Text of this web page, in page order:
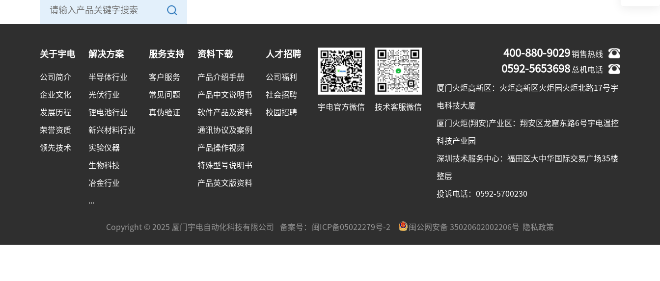
关于宇电
公司简介
企业文化
发展历程
荣誉资质
领先技术
解决方案
半导体行业
光伏行业
锂电池行业
新兴材料行业
实验仪器
生物科技
冶金行业
服务支持
客户服务
常见问题
真伪验证
资料下载
产品介绍手册
产品中文说明书
软件产品及资料
通讯协议及案例
产品操作视频
特殊型号说明书
产品英文版资料
人才招聘
公司福利
社会招聘
校园招聘
宇电官方微信 技术客服微信
400-880-9029 销售热线
0592-5653698 总机电话
厦门火炬高新区：火炬高新区火炬园火炬北路17号宇
电科技大厦
厦门火炬(翔安)产业区：翔安区龙窟东路6号宇电温控
科技产业园
深圳技术服务中心：福田区大中华国际交易广场35楼
整层
投诉电话：0592-5700230
Copyright © 2025 厦门宇电自动化科技有限公司 备案号： 闽ICP备05022279号-2 闽公网安备 35020602002206号 隐私政策